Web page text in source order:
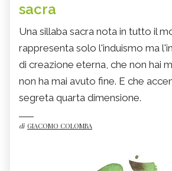
sacra
Una sillaba sacra nota in tutto il
rappresenta solo l'induismo ma
di creazione eterna, che non hai
non ha mai avuto fine. E che
segreta quarta dimensione.
di GIACOMO COLOMBA